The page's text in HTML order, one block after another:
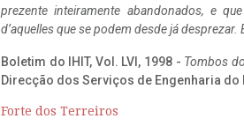
prezente inteiramente abandonados, e
d’aquelles que se podem desde já desprezar.
Boletim do IHIT, Vol. LVI, 1998 - Tombos
Direcção dos Serviços de Engenharia do
Forte dos Terreiros